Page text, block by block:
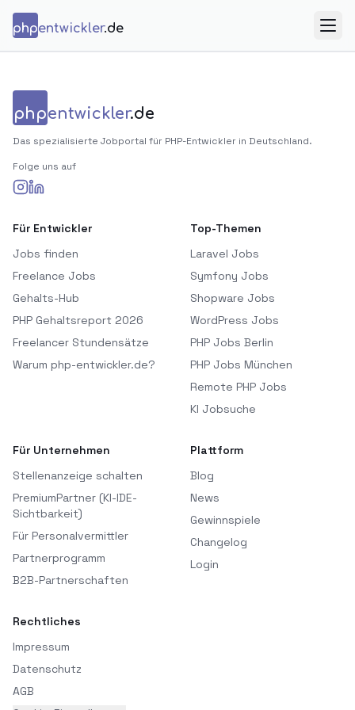
phpentwickler.de
phpentwickler.de
Das spezialisierte Jobportal für PHP-Entwickler in Deutschland.
Folge uns auf
Für Entwickler
Jobs finden
Freelance Jobs
Gehalts-Hub
PHP Gehaltsreport 2026
Freelancer Stundensätze
Warum php-entwickler.de?
Top-Themen
Laravel Jobs
Symfony Jobs
Shopware Jobs
WordPress Jobs
PHP Jobs Berlin
PHP Jobs München
Remote PHP Jobs
KI Jobsuche
Für Unternehmen
Stellenanzeige schalten
PremiumPartner (KI-IDE-
Sichtbarkeit)
Für Personalvermittler
Partnerprogramm
B2B-Partnerschaften
Plattform
Blog
News
Gewinnspiele
Changelog
Login
Rechtliches
Impressum
Datenschutz
AGB